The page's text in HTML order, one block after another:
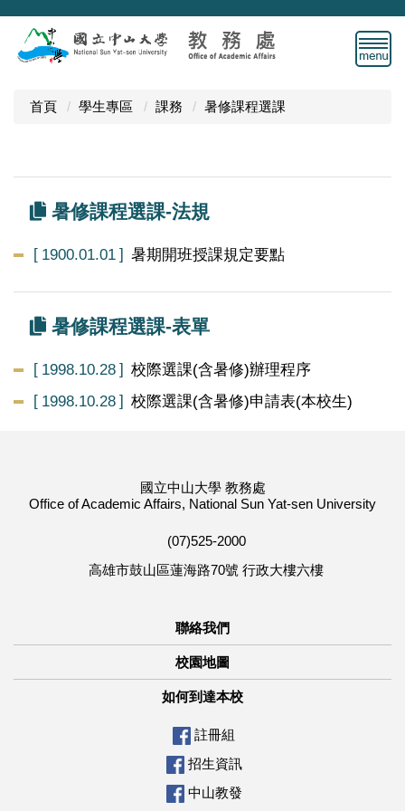
跳
主
首頁 學生專區 課務 暑修課程選課
暑修課程選課-法規
1900.01.01 暑期開班授課規定要點
暑修課程選課-表單
1998.10.28 校際選課(含暑修)辦理程序
1998.10.28 校際選課(含暑修)申請表(本校生)
國立中山大學 教務處
Office of Academic Affairs, National Sun Yat-sen University
(07)525-2000
高雄市鼓山區蓮海路70號 行政大樓六樓
聯絡我們
校園地圖
如何到達本校
註冊組
招生資訊
中山教發